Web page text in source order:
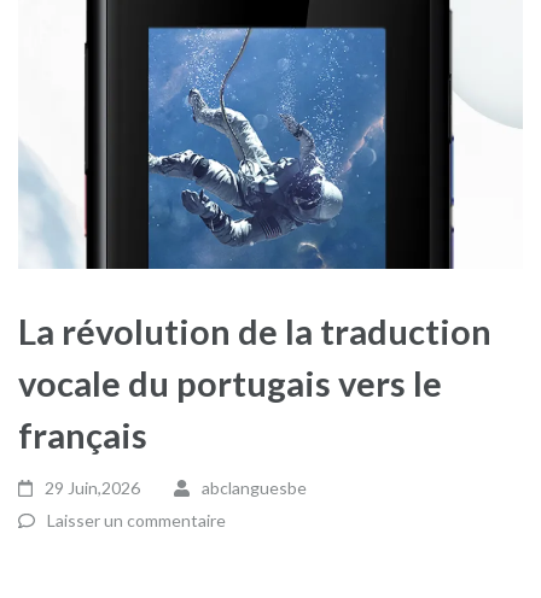
La révolution de la traduction
vocale du portugais vers le
français
29 Juin,2026
abclanguesbe
Laisser un commentaire